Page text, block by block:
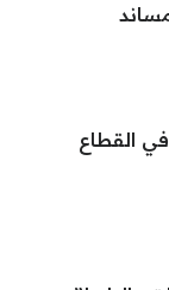
هل ايقاف الخدمات يوقف الراتب 1447 في القطاع